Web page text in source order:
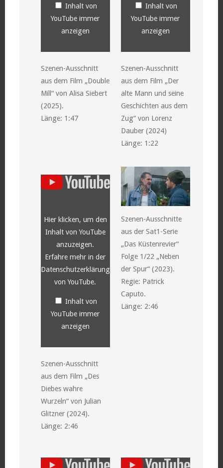
Inhalt von
YouTube immer
anzeigen
Szenen-Ausschnitt
aus dem Film „Double
Mill“ von Alisa Siebert
(2025).
Länge: 1:47
Inhalt von
YouTube immer
anzeigen
Szenen-Ausschnitt
aus dem Film „Der
alte Mann und seine
Geschichten aus dem
Zug“ von Lorenz
Dauber (2024)
Länge: 1:22
„YouTube
video
anzeigen
Hier klicken, um den
Inhalt von YouTube
anzuzeigen.
Erfahre mehr in der
Datenschutzerklärung
von YouTube.
Inhalt von
YouTube immer
anzeigen
Szenen-Ausschnitt
aus dem Film „Des
Diebes wahre
Wurzeln“ von Julian
Glitzner (2024).
Länge: 2:46
Szenen-Ausschnitte
aus der Sat1-Serie
„Das Küstenrevier“
Folge 1/22 „Neben
der Spur“ (2023).
Regie: Patrick
Caputo.
Länge: 2:46
„YouTube
„YouTube